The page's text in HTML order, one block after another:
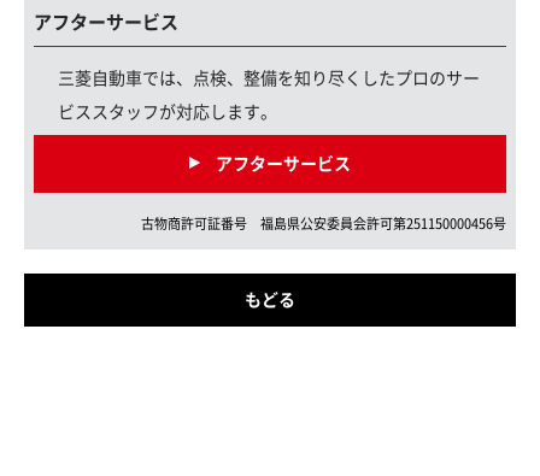
アフターサービス
三菱自動車では、点検、整備を知り尽くしたプロのサー
ビススタッフが対応します。
アフターサービス
古物商許可証番号 福島県公安委員会許可第251150000456号
もどる